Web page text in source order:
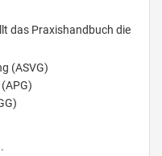
das Praxishandbuch die
(ASVG)